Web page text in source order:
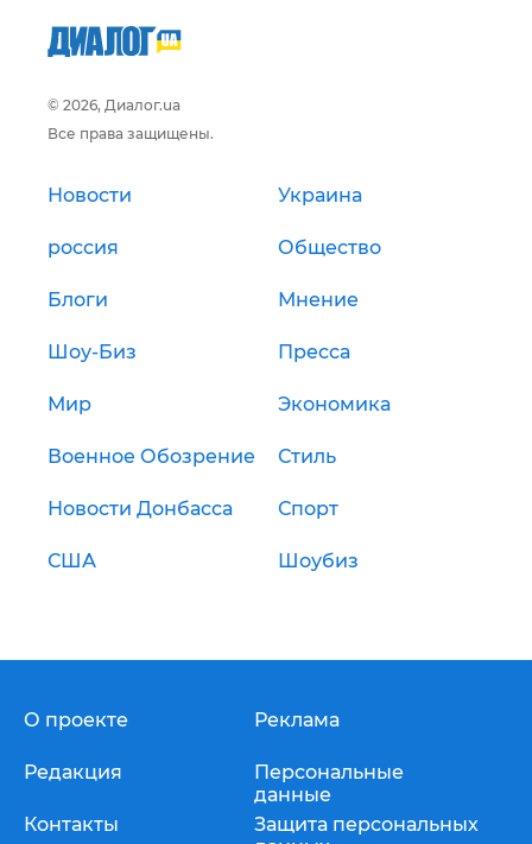
© 2026, Диалог.ua
Все права защищены.
Новости Украина
россия Общество
Блоги Мнение
Шоу-Биз Пресса
Мир Экономика
Военное Обозрение Стиль
Новости Донбасса Спорт
США Шоубиз
О проекте
Редакция
Контакты
Реклама
Персональные
данные
Защита персональных